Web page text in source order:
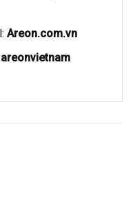
Areon.com.vn
areonvietnam